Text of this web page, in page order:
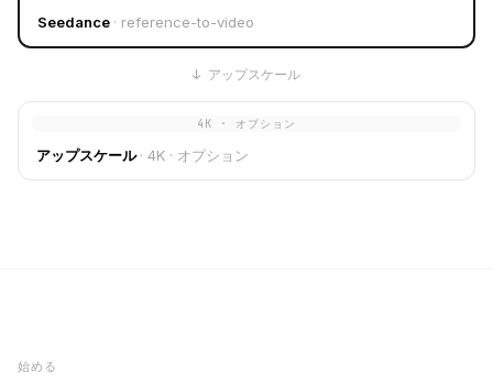
Seedance · reference-to-video
↓ アップスケール
4K · オプション
アップスケール · 4K · オプション
始める